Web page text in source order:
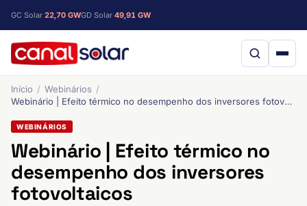
GC Solar 22,70 GWGD Solar 49,91 GW
Início
Webinários
Webinário | Efeito térmico no desempenho dos inversores fotovoltaicos
WEBINÁRIOS
Webinário | Efeito térmico no
desempenho dos inversores
fotovoltaicos